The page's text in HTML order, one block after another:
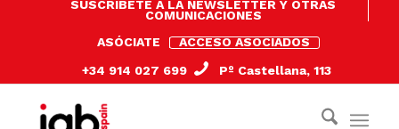
SUSCRÍBETE A LA NEWSLETTER Y OTRAS
COMUNICACIONES
ASÓCIATE
ACCESO ASOCIADOS
+34 914 027 699
Pº Castellana, 113